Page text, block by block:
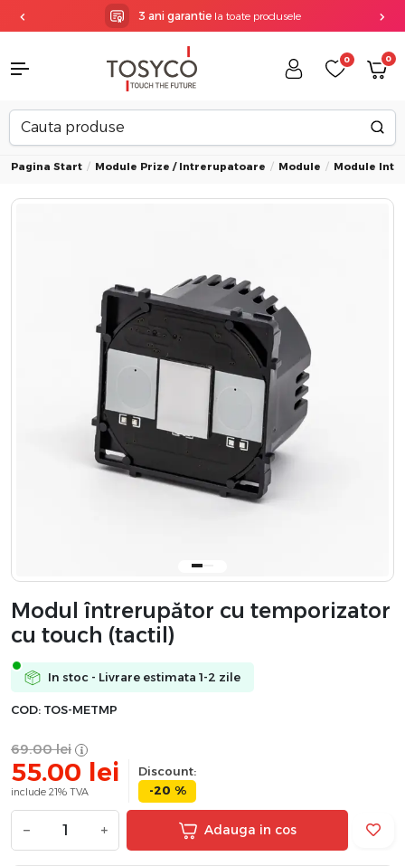
3 ani garantiela toate produsele
0 0
Pagina Start Module Prize / Intrerupatoare Module Module
Modul întrerupător cu temporizator
cu touch (tactil)
In stoc - Livrare estimata 1-2 zile
COD: TOS-METMP
69.00 lei
55.00 lei
include 21% TVA
Discount:
-20 %
− + Adauga in cos